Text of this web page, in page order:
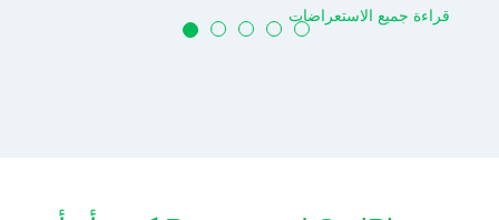
قراءة جميع الاستعراضات